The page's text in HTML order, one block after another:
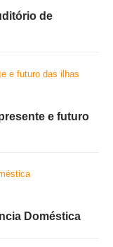
de
e futuro
Doméstica